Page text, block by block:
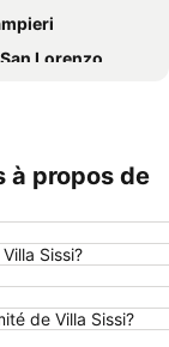
Lorenzo
à propos de
Sissi?
de Villa Sissi?